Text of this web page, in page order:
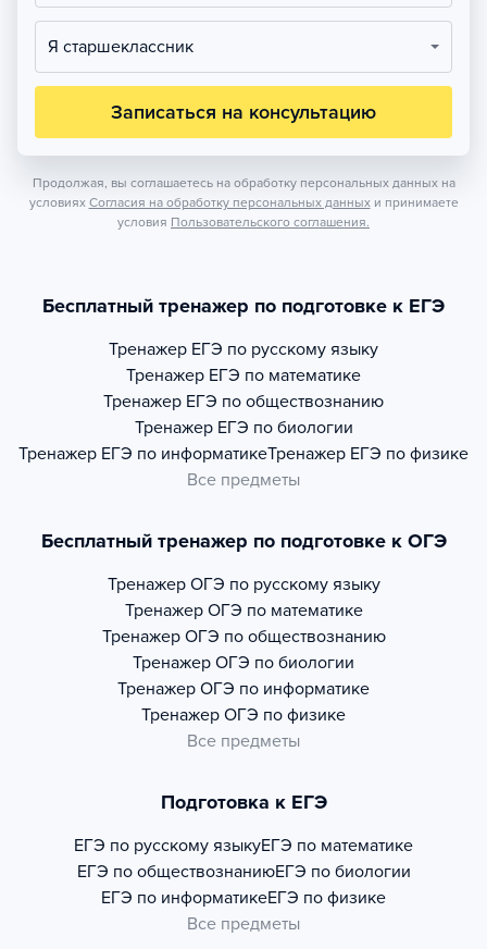
Я старшеклассник
Записаться на консультацию
Продолжая, вы соглашаетесь на обработку персональных данных на
условиях Согласия на обработку персональных данных и принимаете
условия Пользовательского соглашения.
Бесплатный тренажер по подготовке к ЕГЭ
Тренажер ЕГЭ по русскому языку
Тренажер ЕГЭ по математике
Тренажер ЕГЭ по обществознанию
Тренажер ЕГЭ по биологии
Тренажер ЕГЭ по информатикеТренажер ЕГЭ по физике
Все предметы
Бесплатный тренажер по подготовке к ОГЭ
Тренажер ОГЭ по русскому языку
Тренажер ОГЭ по математике
Тренажер ОГЭ по обществознанию
Тренажер ОГЭ по биологии
Тренажер ОГЭ по информатике
Тренажер ОГЭ по физике
Все предметы
Подготовка к ЕГЭ
ЕГЭ по русскому языкуЕГЭ по математике
ЕГЭ по обществознаниюЕГЭ по биологии
ЕГЭ по информатикеЕГЭ по физике
Все предметы